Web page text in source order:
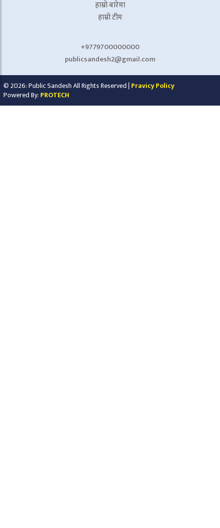
हाम्रो बारेमा
हाम्रो टीम
+9779700000000
publicsandesh2@gmail.com
© 2026: Public Sandesh All Rights Reserved | Pravicy Policy
Powered By: PROTECH